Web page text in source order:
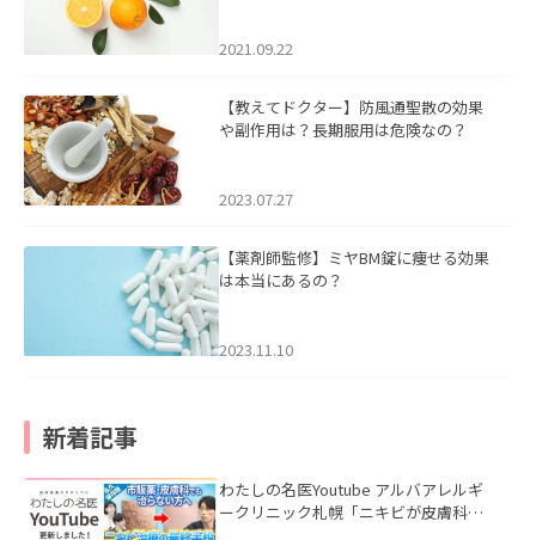
2021.09.22
【教えてドクター】防風通聖散の効果
や副作用は？長期服用は危険なの？
2023.07.27
【薬剤師監修】ミヤBM錠に痩せる効果
は本当にあるの？
2023.11.10
新着記事
わたしの名医Youtube アルバアレルギ
ークリニック札幌「ニキビが皮膚科で